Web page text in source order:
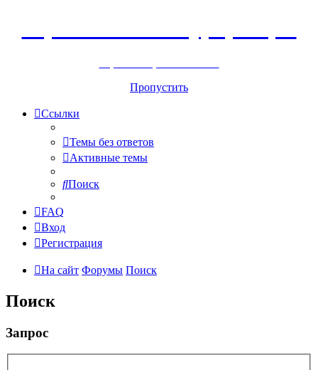
Пропустить
Ссылки
Темы без ответов
Активные темы
Поиск
FAQ
Вход
Регистрация
На сайт Форумы Поиск
Поиск
Запрос